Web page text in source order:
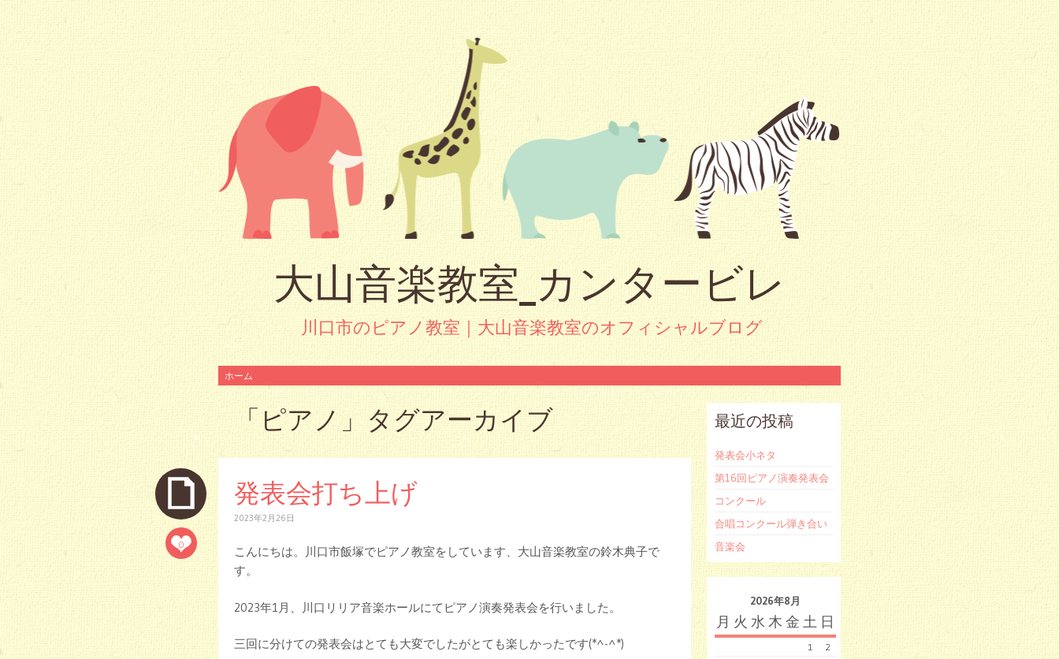
大山音楽教室_カンタービレ
川口市のピアノ教室｜大山音楽教室のオフィシャルブログ
コ
ホーム
「 ピアノ 」タグアーカイブ
0
発表会打ち上げ
2023年2月26日
こんにちは。川口市飯塚でピアノ教室をしています、大山音楽教室の鈴木典子で
す。
2023年1月、川口リリア音楽ホールにてピアノ演奏発表会を行いました。
三回に分けての発表会はとても大変でしたがとても楽しかったです(*^-^*)
最近の投稿
発表会小ネタ
第16回ピアノ演奏発表会
コンクール
合唱コンクール弾き合い
音楽会
2026年8月
月 火 水 木 金 土 日
1
2